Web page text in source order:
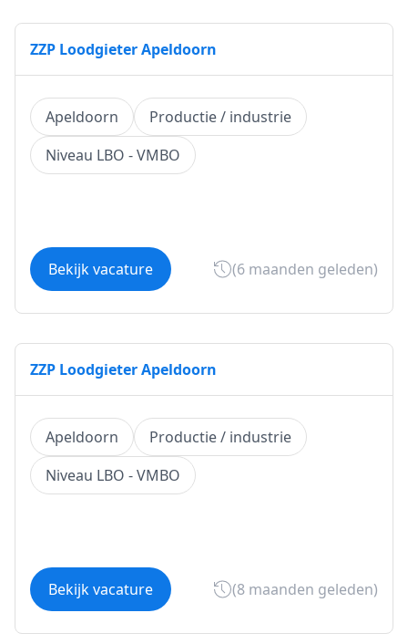
ZZP Loodgieter Apeldoorn
Apeldoorn
Productie / industrie
Niveau LBO - VMBO
Bekijk vacature (6 maanden geleden)
ZZP Loodgieter Apeldoorn
Apeldoorn
Productie / industrie
Niveau LBO - VMBO
Bekijk vacature (8 maanden geleden)